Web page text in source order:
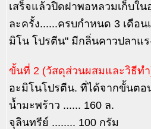
เสร็จแล้วปิดฝาพอหลวมเก็บใ
ละครั้ง......ครบกำหนด 3 เดือ
มิโน โปรตีน" มีกลิ่นคาวปลาแ
ขั้นที่ 2 (วัสดุส่วนผสมและวิธีท
อะมิโนโปรตีน. ที่ได้จากขั้นตอ
น้ำมะพร้าว ...... 160 ล.
จุลินทรีย์ ........ 100 กรัม